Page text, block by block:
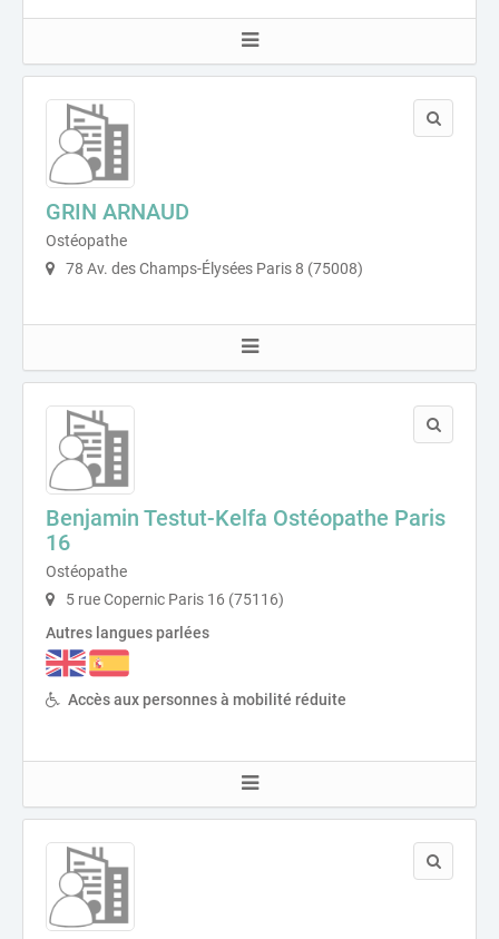
GRIN ARNAUD
Ostéopathe
78 Av. des Champs-Élysées Paris 8 (75008)
Benjamin Testut-Kelfa Ostéopathe Paris
16
Ostéopathe
5 rue Copernic Paris 16 (75116)
Autres langues parlées
Accès aux personnes à mobilité réduite